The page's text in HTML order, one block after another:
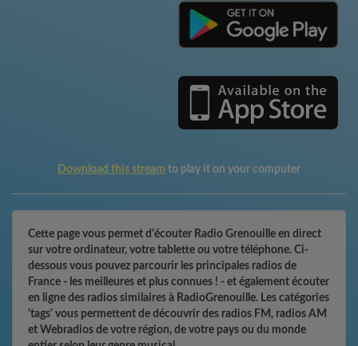
Download this stream to play it on your computer
Cette page vous permet d'écouter Radio Grenouille en direct
sur votre ordinateur, votre tablette ou votre téléphone. Ci-
dessous vous pouvez parcourir les principales radios de
France - les meilleures et plus connues ! - et également écouter
en ligne des radios similaires à RadioGrenouille. Les catégories
'tags' vous permettent de découvrir des radios FM, radios AM
et Webradios de votre région, de votre pays ou du monde